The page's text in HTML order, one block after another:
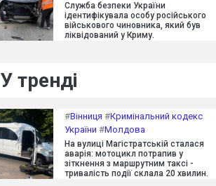
Служба безпеки України
ідентифікувала особу російського
військового чиновника, який був
ліквідований у Криму.
У тренді
#Вінниця #Кримінальний кодекс
України #Молдова
На вулиці Магістратській сталася
аварія: мотоцикл потрапив у
зіткнення з маршрутним таксі -
тривалість події склала 20 хвилин.